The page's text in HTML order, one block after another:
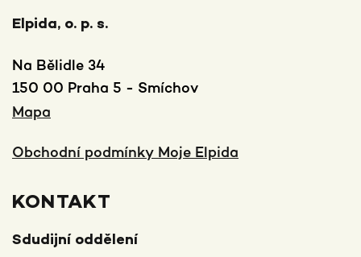
Elpida, o. p. s.
Na Bělidle 34
150 00 Praha 5 - Smíchov
Mapa
Obchodní podmínky Moje Elpida
KONTAKT
Sdudijní oddělení